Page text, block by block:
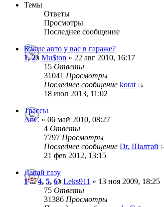
Темы
Ответы
Просмотры
Последнее сообщение
Какие авто у вас в гараже?
1,2 Mu$ton » 22 авг 2010, 16:17
15 Ответы
31041 Просмотры
Последнее сообщение korat
18 июл 2013, 11:02
Трассы
AnC » 06 май 2010, 08:27
4 Ответы
7797 Просмотры
Последнее сообщение Dr. Шалтай
21 фев 2012, 13:15
Давай газу
1...4, 5, 6 Leks911 » 13 ноя 2009, 18:25
75 Ответы
31386 Просмотры